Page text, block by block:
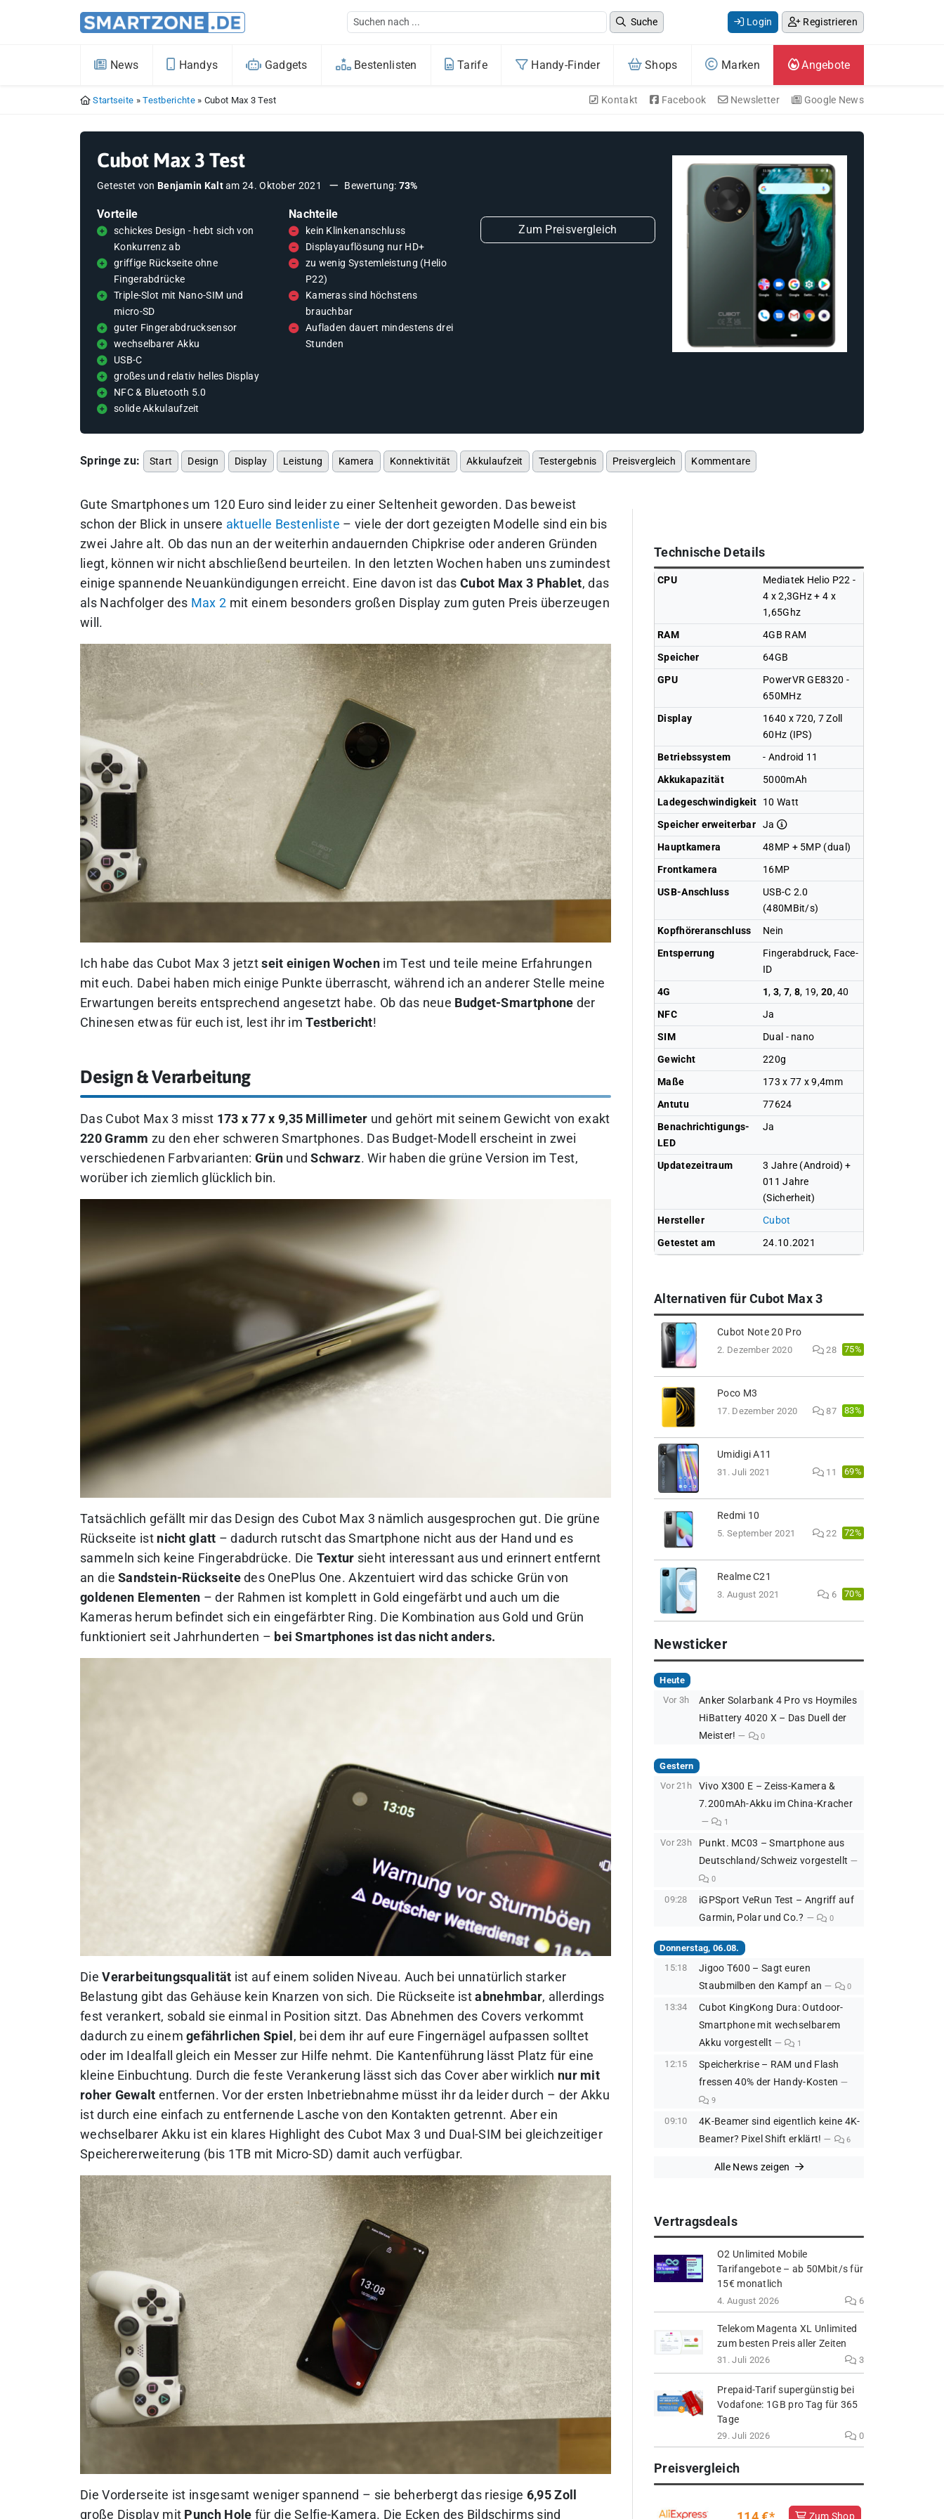
Suche Login Registrieren
News Handys Gadgets Bestenlisten Tarife Handy-Finder Shops Marken Angebote
Startseite »Testberichte» Cubot Max 3 Test Kontakt Facebook Newsletter Google News
Cubot Max 3 Test
Getestet von Benjamin Kaltam24. Oktober 2021 Bewertung: 73%
Vorteile
schickes Design - hebt sich von
Konkurrenz ab
griffige Rückseite ohne
Fingerabdrücke
Triple-Slot mit Nano-SIM und
micro-SD
guter Fingerabdrucksensor
wechselbarer Akku
USB-C
großes und relativ helles Display
NFC & Bluetooth 5.0
solide Akkulaufzeit
Nachteile
kein Klinkenanschluss
Displayauflösung nur HD+
zu wenig Systemleistung (Helio
P22)
Kameras sind höchstens
brauchbar
Aufladen dauert mindestens drei
Stunden
Zum Preisvergleich
Springe zu: Start Design Display Leistung Kamera Konnektivität Akkulaufzeit Testergebnis Preisvergleich Kommentare
Gute Smartphones um 120 Euro sind leider zu einer Seltenheit geworden. Das beweist
schon der Blick in unsere aktuelle Bestenliste – viele der dort gezeigten Modelle sind ein bis
zwei Jahre alt. Ob das nun an der weiterhin andauernden Chipkrise oder anderen Gründen
liegt, können wir nicht abschließend beurteilen. In den letzten Wochen haben uns zumindest
einige spannende Neuankündigungen erreicht. Eine davon ist das Cubot Max 3 Phablet, das
als Nachfolger des Max 2 mit einem besonders großen Display zum guten Preis überzeugen
will.
Ich habe das Cubot Max 3 jetztseit einigen Wochen im Test und teile meine Erfahrungen
mit euch. Dabei haben mich einige Punkte überrascht, während ich an anderer Stelle meine
Erwartungen bereits entsprechend angesetzt habe. Ob das neue Budget-Smartphone der
Chinesen etwas für euch ist, lest ihr imTestbericht!
Design & Verarbeitung
Das Cubot Max 3 misst 173 x 77 x 9,35 Millimeter und gehört mit seinem Gewicht von exakt
220 Gramm zu den eher schweren Smartphones. Das Budget-Modell erscheint in zwei
verschiedenen Farbvarianten: GrünundSchwarz. Wir haben die grüne Version im Test,
worüber ich ziemlich glücklich bin.
Tatsächlich gefällt mir das Design des Cubot Max 3 nämlich ausgesprochen gut. Die grüne
Rückseite ist nicht glatt – dadurch rutscht das Smartphone nicht aus der Hand und es
sammeln sich keine Fingerabdrücke. Die Textur sieht interessant aus und erinnert entfernt
an dieSandstein-Rückseitedes OnePlus One. Akzentuiert wird das schicke Grün von
goldenen Elementen – der Rahmen ist komplett in Gold eingefärbt und auch um die
Kameras herum befindet sich ein eingefärbter Ring. Die Kombination aus Gold und Grün
funktioniert seit Jahrhunderten – bei Smartphones ist das nicht anders.
DieVerarbeitungsqualität ist auf einem soliden Niveau. Auch bei unnatürlich starker
Belastung gibt das Gehäuse kein Knarzen von sich. Die Rückseite istabnehmbar, allerdings
fest verankert, sobald sie einmal in Position sitzt. Das Abnehmen des Covers verkommt
dadurch zu einemgefährlichen Spiel , bei dem ihr auf eure Fingernägel aufpassen solltet
oder im Idealfall gleich ein Messer zur Hilfe nehmt. Die Kantenführung lässt Platz für eine
kleine Einbuchtung. Durch die feste Verankerung lässt sich das Cover aber wirklich nur mit
roher Gewalt entfernen. Vor der ersten Inbetriebnahme müsst ihr da leider durch – der Akku
ist durch eine einfach zu entfernende Lasche von den Kontakten getrennt. Aber ein
wechselbarer Akku ist ein klares Highlight des Cubot Max 3 und Dual-SIM bei gleichzeitiger
Speichererweiterung (bis 1TB mit Micro-SD) damit auch verfügbar.
Die Vorderseite ist insgesamt weniger spannend – sie beherbergt das riesige 6,95 Zoll
große Display mit Punch Hole für die Selfie-Kamera. Die Ecken des Bildschirms sind
Technische Details
CPU
Mediatek Helio P22 -
4 x 2,3GHz + 4 x
1,65Ghz
RAM
4GB RAM
Speicher
64GB
GPU
PowerVR GE8320 -
650MHz
Display
1640 x 720, 7 Zoll
60Hz (IPS)
Betriebssystem
- Android 11
Akkukapazität
5000mAh
Ladegeschwindigkeit 10 Watt
Speicher erweiterbar Ja
Hauptkamera
48MP + 5MP (dual)
Frontkamera
16MP
USB-Anschluss
USB-C 2.0
(480MBit/s)
Kopfhöreranschluss
Nein
Entsperrung
Fingerabdruck, Face-
ID
4G
1, 3, 7, 8, 19, 20, 40
NFC
Ja
SIM
Dual - nano
Gewicht
220g
Maße
173 x 77 x 9,4mm
Antutu
77624
Benachrichtigungs-
LED
Ja
Updatezeitraum
3 Jahre (Android) +
011 Jahre
(Sicherheit)
Hersteller
Cubot
Getestet am
24.10.2021
Alternativen für Cubot Max 3
Cubot Note 20 Pro
2. Dezember 2020 28 75%
Poco M3
17. Dezember 2020 87 83%
Umidigi A11
31. Juli 2021 11 69%
Redmi 10
5. September 2021 22 72%
Realme C21
3. August 2021 6 70%
Newsticker
Heute
Vor 3h
Anker Solarbank 4 Pro vs Hoymiles
HiBattery 4020 X – Das Duell der
Meister!
0
Gestern
Vor 21h
Vivo X300 E – Zeiss-Kamera &
7.200mAh-Akku im China-Kracher
1
Vor 23h
Punkt. MC03 – Smartphone aus
Deutschland/Schweiz vorgestellt
0
09:28
iGPSport VeRun Test – Angriff auf
Garmin, Polar und Co.?
0
Donnerstag, 06.08.
15:18
Jigoo T600 – Sagt euren
Staubmilben den Kampf an
0
13:34
Cubot KingKong Dura: Outdoor-
Smartphone mit wechselbarem
Akku vorgestellt
1
12:15
Speicherkrise – RAM und Flash
fressen 40% der Handy-Kosten
9
09:10
4K-Beamer sind eigentlich keine 4K-
Beamer? Pixel Shift erklärt!
6
Alle News zeigen
Vertragsdeals
O2 Unlimited Mobile
Tarifangebote – ab 50Mbit/s für
15€ monatlich
4. August 2026 6
Telekom Magenta XL Unlimited
zum besten Preis aller Zeiten
31. Juli 2026 3
Prepaid-Tarif supergünstig bei
Vodafone: 1GB pro Tag für 365
Tage
29. Juli 2026 0
Preisvergleich
Zum Shop